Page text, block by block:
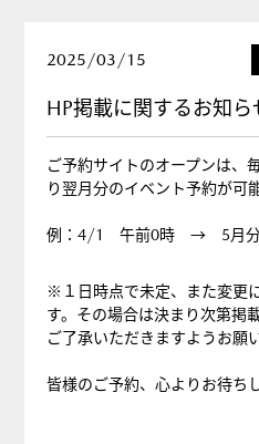
2025/03/15
HP掲載に関するお知ら
ご予約サイトのオープンは、
り翌月分のイベント予約が可
例：4/1 午前0時 → 5月分
※１日時点で未定、また変更
す。その場合は決まり次第掲
ご了承いただきますようお願
皆様のご予約、心よりお待ち